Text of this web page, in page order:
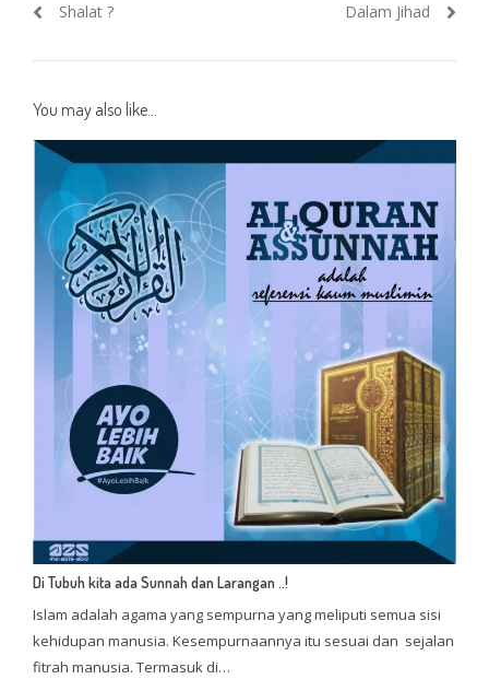
post:
Shalat ?
Dalam Jihad
You may also like...
Di Tubuh kita ada Sunnah dan Larangan ..!
Islam adalah agama yang sempurna yang meliputi semua sisi
kehidupan manusia. Kesempurnaannya itu sesuai dan sejalan
fitrah manusia. Termasuk di…